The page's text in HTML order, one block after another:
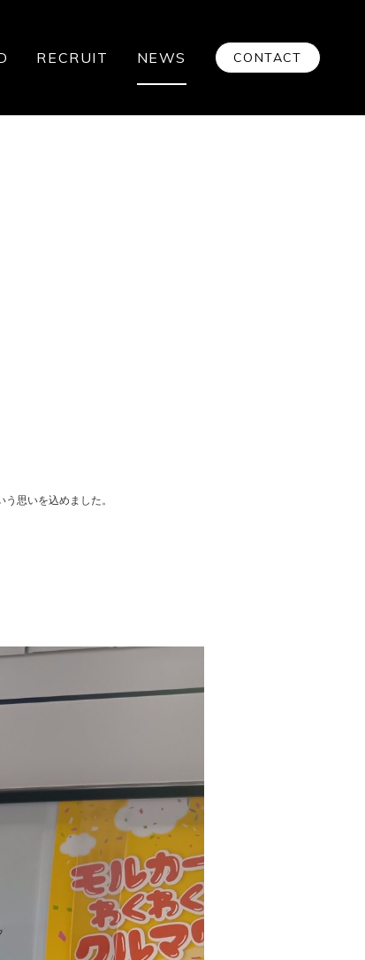
RECRUIT NEWS CONTACT
思いを込めました。